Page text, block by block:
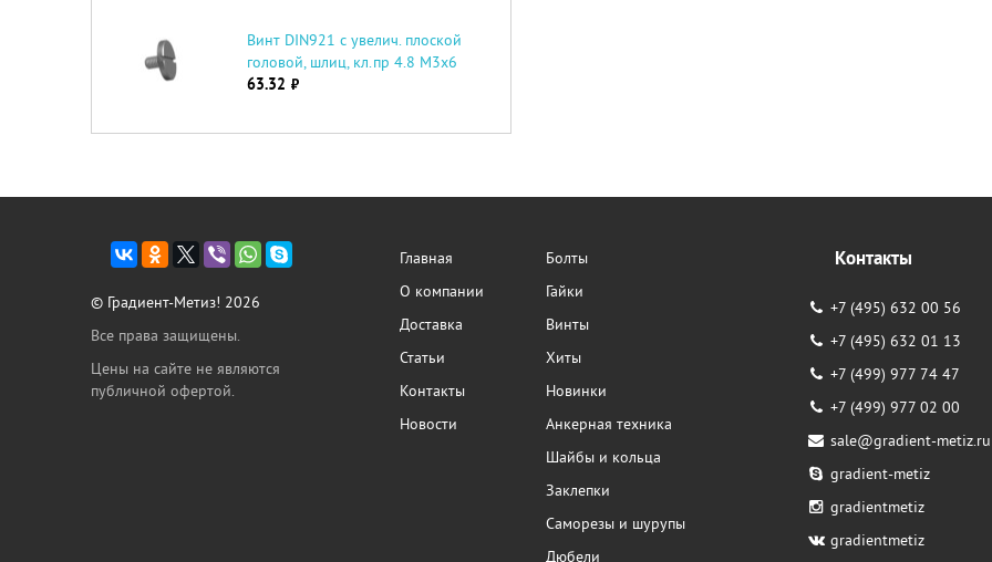
Винт DIN921 с увелич. плоской
головой, шлиц, кл.пр 4.8 М3х6
63.32 руб.
© Градиент-Метиз! 2026
Все права защищены.
Цены на сайте не являются
публичной офертой.
Главная
О компании
Доставка
Статьи
Контакты
Новости
Болты
Гайки
Винты
Хиты
Новинки
Анкерная техника
Шайбы и кольца
Заклепки
Саморезы и шурупы
Дюбели
Контакты
+7 (495) 632 00 56
+7 (495) 632 01 13
+7 (499) 977 74 47
+7 (499) 977 02 00
sale@gradient-metiz.ru
gradient-metiz
gradientmetiz
gradientmetiz